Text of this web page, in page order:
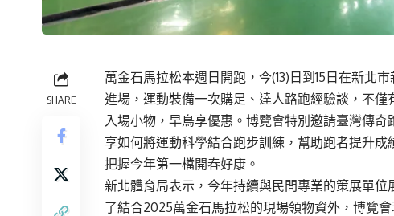
SHARE
萬金石馬拉松本週日開跑，今(13)日到15日在新北
進場，運動裝備一次購足、達人路跑經驗談，不
入場小物，早鳥享優惠。博覽會特別邀請臺灣傳
享如何將運動科學結合跑步訓練，幫助跑者提升
把握今年第一檔開春好康。
新北體育局表示，今年持續與民間專業的策展單
了結合2025萬金石馬拉松的現場領物資外，博覽